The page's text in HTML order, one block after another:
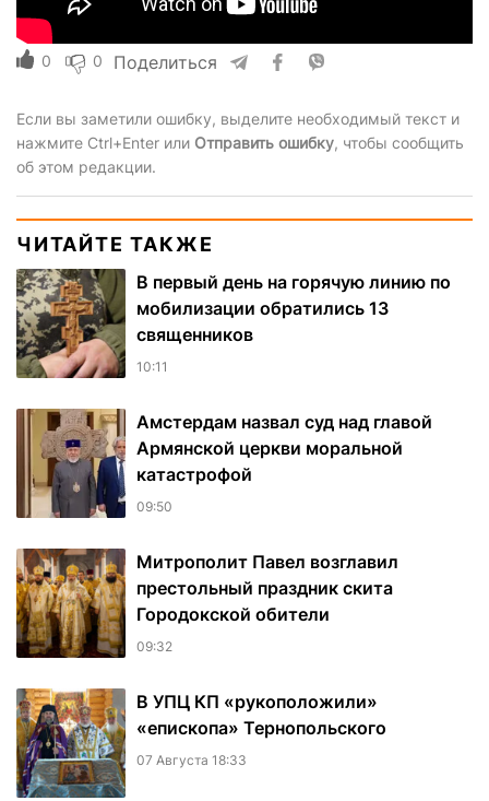
0 0 Поделиться
Если вы заметили ошибку, выделите необходимый текст и
нажмите Ctrl+Enter или Отправить ошибку, чтобы сообщить
об этом редакции.
ЧИТАЙТЕ ТАКЖЕ
В первый день на горячую линию по
мобилизации обратились 13
священников
10:11
Амстердам назвал суд над главой
Армянской церкви моральной
катастрофой
09:50
Митрополит Павел возглавил
престольный праздник скита
Городокской обители
09:32
В УПЦ КП «рукоположили»
«епископа» Тернопольского
07 Августа 18:33